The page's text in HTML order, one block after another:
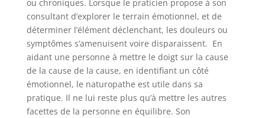
ou chroniques. Lorsque le praticien propose à son
consultant d’explorer le terrain émotionnel, et de
déterminer l’élément déclenchant, les douleurs ou
symptômes s’amenuisent voire disparaissent. En
aidant une personne à mettre le doigt sur la cause
de la cause de la cause, en identifiant un côté
émotionnel, le naturopathe est utile dans sa
pratique. Il ne lui reste plus qu’à mettre les autres
facettes de la personne en équilibre. Son